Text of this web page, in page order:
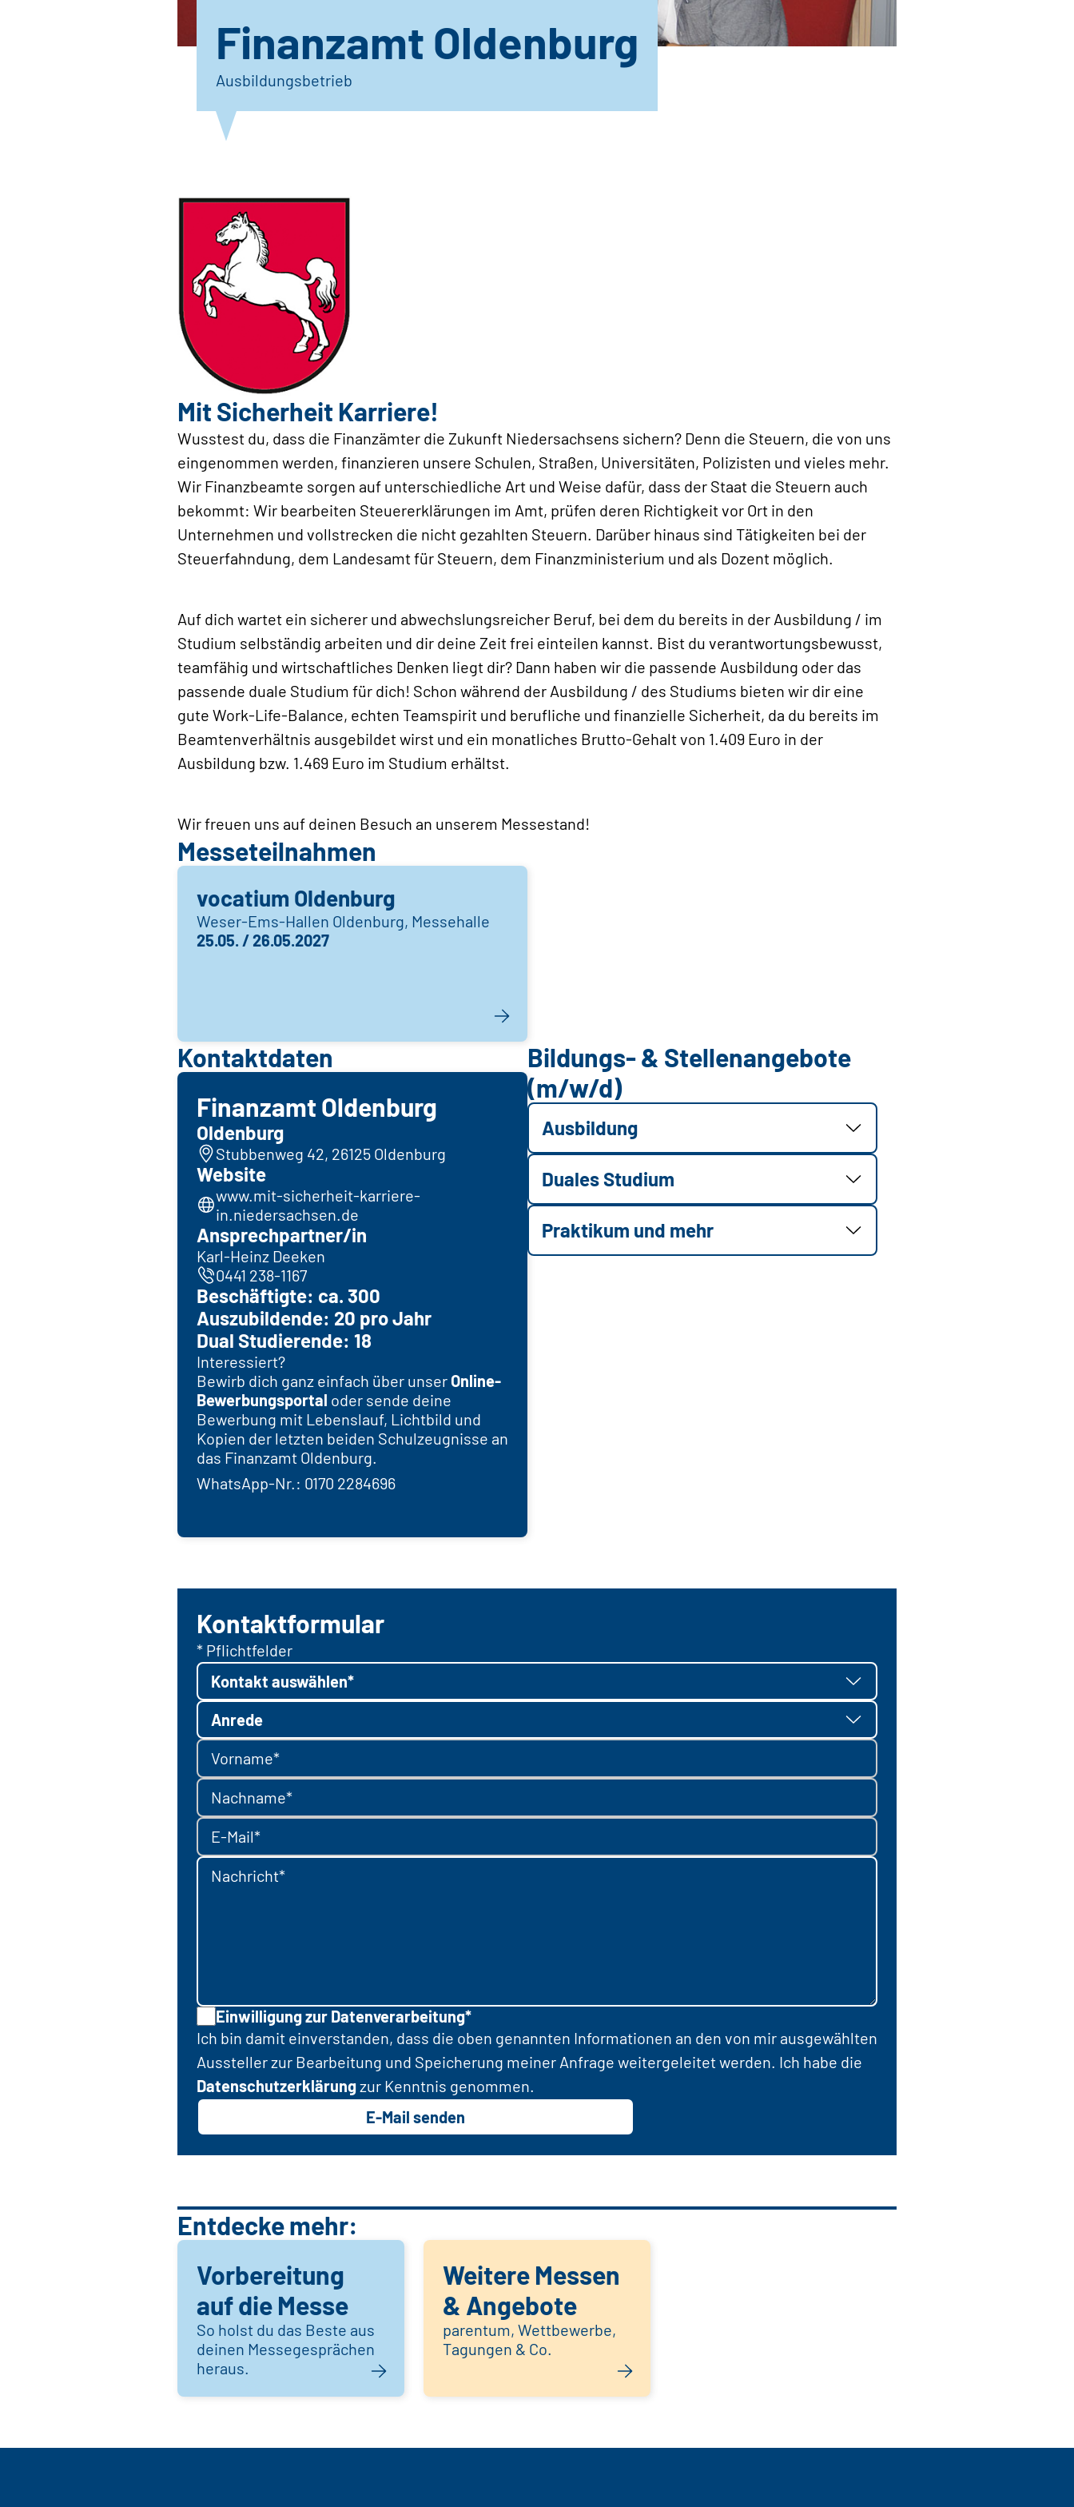
Finanzamt Oldenburg
Ausbildungsbetrieb
Mit Sicherheit Karriere!
Wusstest du, dass die Finanzämter die Zukunft Niedersachsens sichern? Denn die Steuern, die von uns
eingenommen werden, finanzieren unsere Schulen, Straßen, Universitäten, Polizisten und vieles mehr.
Wir Finanzbeamte sorgen auf unterschiedliche Art und Weise dafür, dass der Staat die Steuern auch
bekommt: Wir bearbeiten Steuererklärungen im Amt, prüfen deren Richtigkeit vor Ort in den
Unternehmen und vollstrecken die nicht gezahlten Steuern. Darüber hinaus sind Tätigkeiten bei der
Steuerfahndung, dem Landesamt für Steuern, dem Finanzministerium und als Dozent möglich.
Auf dich wartet ein sicherer und abwechslungsreicher Beruf, bei dem du bereits in der Ausbildung / im
Studium selbständig arbeiten und dir deine Zeit frei einteilen kannst. Bist du verantwortungsbewusst,
teamfähig und wirtschaftliches Denken liegt dir? Dann haben wir die passende Ausbildung oder das
passende duale Studium für dich! Schon während der Ausbildung / des Studiums bieten wir dir eine
gute Work-Life-Balance, echten Teamspirit und berufliche und finanzielle Sicherheit, da du bereits im
Beamtenverhältnis ausgebildet wirst und ein monatliches Brutto-Gehalt von 1.409 Euro in der
Ausbildung bzw. 1.469 Euro im Studium erhältst.
Wir freuen uns auf deinen Besuch an unserem Messestand!
Messeteilnahmen
vocatium Oldenburg
Weser-Ems-Hallen Oldenburg, Messehalle
25.05. / 26.05.2027
Kontaktdaten
Finanzamt Oldenburg
Oldenburg
Stubbenweg 42, 26125 Oldenburg
Website
www.mit-sicherheit-karriere-
in.niedersachsen.de
Ansprechpartner/in
Karl-Heinz Deeken
0441 238-1167
Beschäftigte: ca. 300
Auszubildende: 20 pro Jahr
Dual Studierende: 18
Interessiert?
Bewirb dich ganz einfach über unser Online-
Bewerbungsportal oder sende deine
Bewerbung mit Lebenslauf, Lichtbild und
Kopien der letzten beiden Schulzeugnisse an
das Finanzamt Oldenburg.
WhatsApp-Nr.: 0170 2284696
Bildungs- & Stellenangebote
(m/w/d)
Ausbildung
Duales Studium
Praktikum und mehr
Kontaktformular
* Pflichtfelder
Kontakt auswählen*
Anrede
Vorname*
Nachname*
E-Mail*
Nachricht*
Einwilligung zur Datenverarbeitung*
Ich bin damit einverstanden, dass die oben genannten Informationen an den von mir ausgewählten
Aussteller zur Bearbeitung und Speicherung meiner Anfrage weitergeleitet werden. Ich habe die
Datenschutzerklärungzur Kenntnis genommen.
E-Mail senden
Entdecke mehr:
Vorbereitung
auf die Messe
So holst du das Beste aus
deinen Messegesprächen
heraus.
Weitere Messen
& Angebote
parentum, Wettbewerbe,
Tagungen & Co.